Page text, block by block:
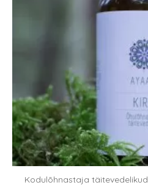
Kodulõhnastaja täitevedelikud